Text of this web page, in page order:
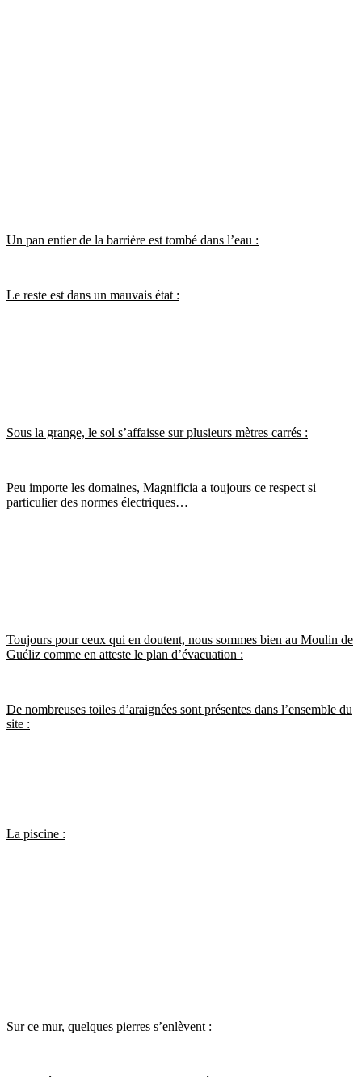
Un pan entier de la barrière est tombé dans l’eau :
Le reste est dans un mauvais état :
Sous la grange, le sol s’affaisse sur plusieurs mètres carrés :
Peu importe les domaines, Magnificia a toujours ce respect si
particulier des normes électriques…
Toujours pour ceux qui en doutent, nous sommes bien au Moulin de
Guéliz comme en atteste le plan d’évacuation :
De nombreuses toiles d’araignées sont présentes dans l’ensemble du
site :
La piscine :
Sur ce mur, quelques pierres s’enlèvent :